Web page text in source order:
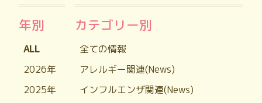
年別
ALL
2026年
2025年
カテゴリー別
全ての情報
アレルギー関連(News)
インフルエンザ関連(News)